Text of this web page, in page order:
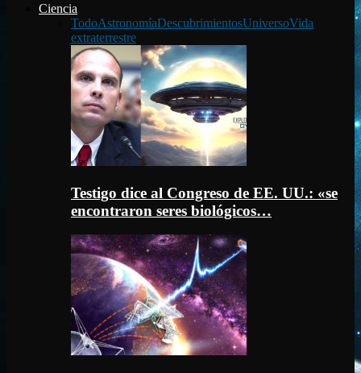
Ciencia
TodoAstronomíaDescubrimientosUniversoVida
extraterrestre
Testigo dice al Congreso de EE. UU.: «se
encontraron seres biológicos…